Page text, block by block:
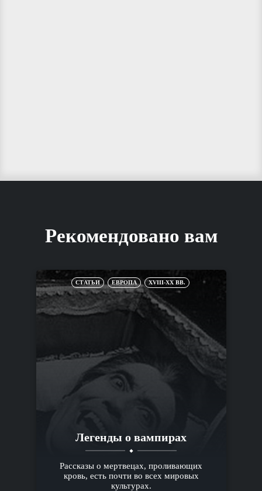
Рекомендовано вам
СТАТЬИ ЕВРОПА XVIII-XX ВВ.
Легенды о вампирах
Рассказы о мертвецах, проливающих
кровь, есть почти во всех мировых
культурах.